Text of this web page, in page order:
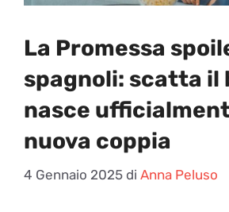
La Promessa
spagnoli: scatta il
nasce
nuova coppia
4 Gennaio 2025 di Anna Peluso